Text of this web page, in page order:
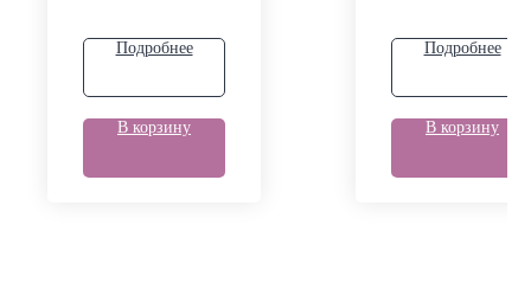
Подробнее
В корзину
Подробнее
В корзину